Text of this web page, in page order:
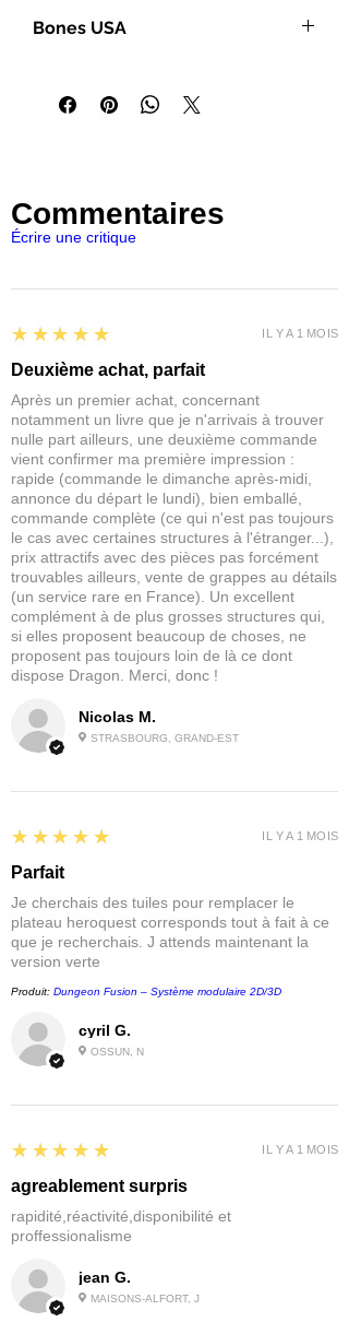
exérimentés et les hobyistes.
l'assemblage.
Age, Castles and Crusades,
Hackmaster, Frostgrave, Savage
pas des jouets et ne conviennent
Bones USA
produite aux USA par injection
thermoplastique.
Commentaires
Écrire une critique
Nicolas M.
STRASBOURG, GRAND-EST
5
★★★★★
Deuxième achat, parfait
Après un premier achat, concernant
notamment un livre que je n'arrivais à trouver
nulle part ailleurs, une deuxième commande
vient confirmer ma première impression :
rapide (commande le dimanche après-midi,
annonce du départ le lundi), bien emballé,
commande complète (ce qui n'est pas toujours
le cas avec certaines structures à l'étranger...),
prix attractifs avec des pièces pas forcément
trouvables ailleurs, vente de grappes au détails
(un service rare en France). Un excellent
complément à de plus grosses structures qui,
si elles proposent beaucoup de choses, ne
proposent pas toujours loin de là ce dont
dispose Dragon. Merci, donc !
IL Y A 1 MOIS
cyril G.
OSSUN, N
5
★★★★★
Parfait
Je cherchais des tuiles pour remplacer le
plateau heroquest corresponds tout à fait à ce
que je recherchais. J attends maintenant la
version verte
Produit: Dungeon Fusion – Système modulaire 2D/3D
IL Y A 1 MOIS
jean G.
MAISONS-ALFORT, J
5
★★★★★
agreablement surpris
rapidité,réactivité,disponibilité et
proffessionalisme
IL Y A 1 MOIS